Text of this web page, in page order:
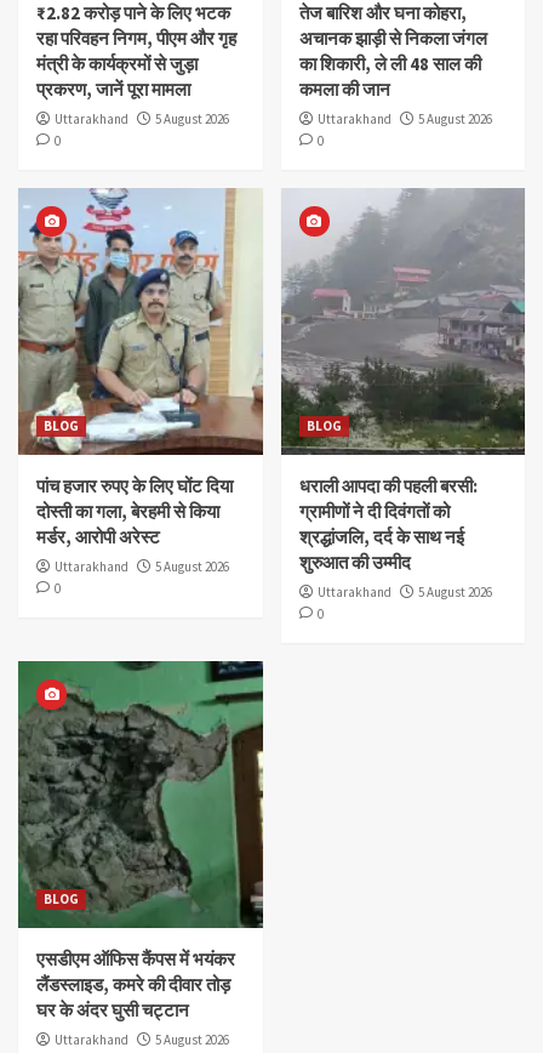
₹2.82 करोड़ पाने के लिए भटक
रहा परिवहन निगम, पीएम और गृह
मंत्री के कार्यक्रमों से जुड़ा
प्रकरण, जानें पूरा मामला
Uttarakhand
5 August 2026
0
तेज बारिश और घना कोहरा,
अचानक झाड़ी से निकला जंगल
का शिकारी, ले ली 48 साल की
कमला की जान
Uttarakhand
5 August 2026
0
BLOG
पांच हजार रुपए के लिए घोंट दिया
दोस्ती का गला, बेरहमी से किया
मर्डर, आरोपी अरेस्ट
Uttarakhand
5 August 2026
0
BLOG
धराली आपदा की पहली बरसी:
ग्रामीणों ने दी दिवंगतों को
श्रद्धांजलि, दर्द के साथ नई
शुरुआत की उम्मीद
Uttarakhand
5 August 2026
0
BLOG
एसडीएम ऑफिस कैंपस में भयंकर
लैंडस्लाइड, कमरे की दीवार तोड़
घर के अंदर घुसी चट्टान
Uttarakhand 5 August 2026